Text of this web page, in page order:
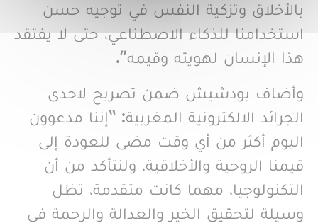
بالأخلاق وتزكية النفس في توجيه حسن
استخدامنا للذكاء الاصطناعي، حتى لا يفتقد
هذا الإنسان لهويته وقيمه”.
وأضاف بودشيش ضمن تصريح لاحدى
الجرائد الالكترونية المغربية: “إننا مدعوون
اليوم أكثر من أي وقت مضى للعودة إلى
قيمنا الروحية والأخلاقية، ولنتأكد من أن
التكنولوجيا، مهما كانت متقدمة، تظل
وسيلة لتحقيق الخير والعدالة والرحمة في